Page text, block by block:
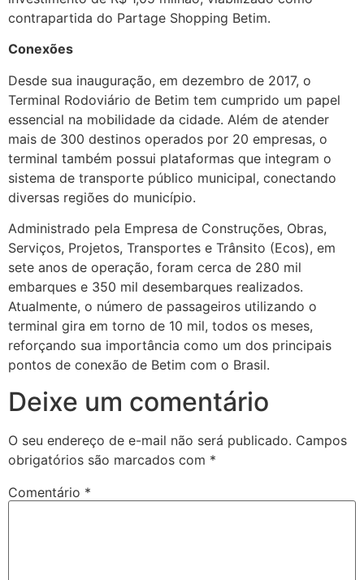
contrapartida do Partage Shopping Betim.
Conexões
Desde sua inauguração, em dezembro de 2017, o
Terminal Rodoviário de Betim tem cumprido um papel
essencial na mobilidade da cidade. Além de atender
mais de 300 destinos operados por 20 empresas, o
terminal também possui plataformas que integram o
sistema de transporte público municipal, conectando
diversas regiões do município.
Administrado pela Empresa de Construções, Obras,
Serviços, Projetos, Transportes e Trânsito (Ecos), em
sete anos de operação, foram cerca de 280 mil
embarques e 350 mil desembarques realizados.
Atualmente, o número de passageiros utilizando o
terminal gira em torno de 10 mil, todos os meses,
reforçando sua importância como um dos principais
pontos de conexão de Betim com o Brasil.
Deixe um comentário
O seu endereço de e-mail não será publicado. Campos
obrigatórios são marcados com *
Comentário *